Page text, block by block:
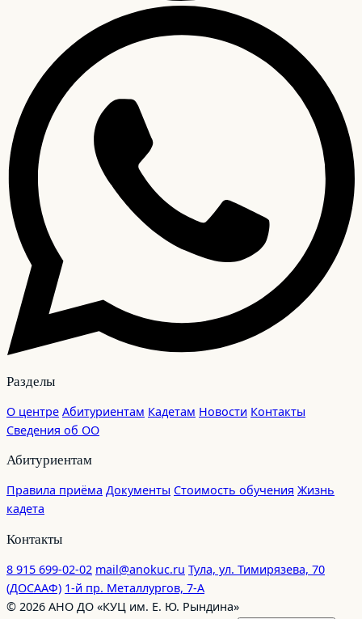
Разделы
О центре Абитуриентам Кадетам Новости Контакты
Сведения об ОО
Абитуриентам
Правила приёма Документы Стоимость обучения Жизнь
кадета
Контакты
8 915 699-02-02 mail@anokuc.ru Тула, ул. Тимирязева, 70
(ДОСААФ) 1-й пр. Металлургов, 7-А
© 2026 АНО ДО «КУЦ им. Е. Ю. Рындина»